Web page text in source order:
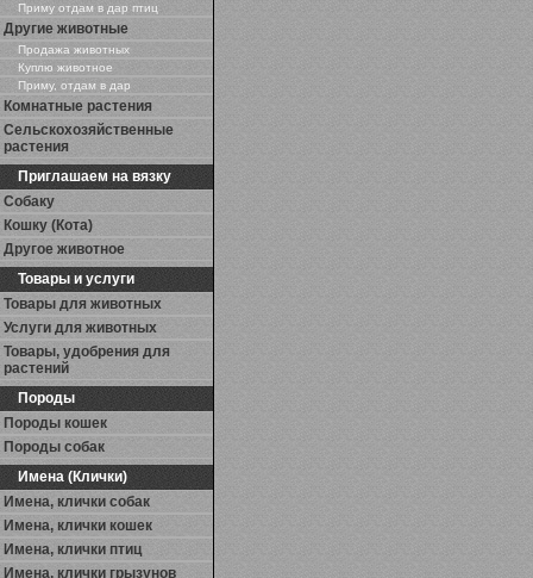
Приму отдам в дар птиц
Другие животные
Продажа животных
Куплю животное
Приму, отдам в дар
Комнатные растения
Сельскохозяйственные
растения
Приглашаем на вязку
Собаку
Кошку (Кота)
Другое животное
Товары и услуги
Товары для животных
Услуги для животных
Товары, удобрения для
растений
Породы
Породы кошек
Породы собак
Имена (Клички)
Имена, клички собак
Имена, клички кошек
Имена, клички птиц
Имена, клички грызунов